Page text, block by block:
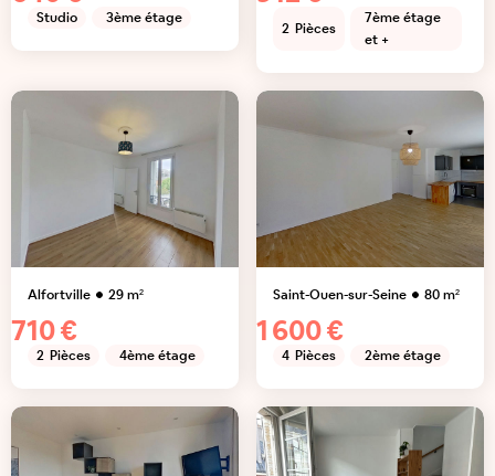
Studio 3ème étage
2 Pièces
7ème étage
et +
Alfortville 29m²
710 €
2 Pièces 4ème étage
Saint-Ouen-sur-Seine 80m²
1 600 €
4 Pièces 2ème étage